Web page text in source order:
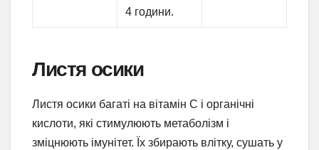
4 години.
Листя осики
Листя осики багаті на вітамін С і органічні
кислоти, які стимулюють метаболізм і
зміцнюють імунітет. Їх збирають влітку, сушать у